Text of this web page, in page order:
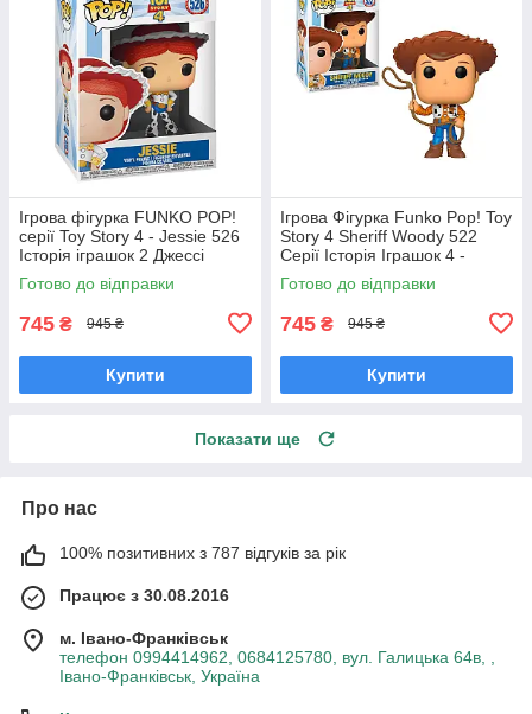
Ігрова фігурка FUNKO POP!
серії Toy Story 4 - Jessie 526
Історія іграшок 2 Джессі
Фанко поп 37393
Готово до відправки
745 ₴ 945 ₴
Купити
Ігрова Фігурка Funko Pop! Toy
Story 4 Sheriff Woody 522
Серії Історія Іграшок 4 -
Шериф Вуді Фанко Поп
37383
Готово до відправки
745 ₴ 945 ₴
Купити
Показати ще
Про нас
100% позитивних з 787 відгуків за рік
Працює з 30.08.2016
м. Івано-Франківськ
телефон 0994414962, 0684125780, вул. Галицька 64в, ,
Івано-Франківськ, Україна